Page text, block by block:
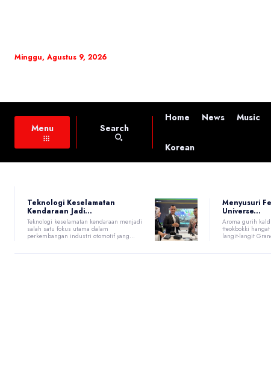
Minggu, Agustus 9, 2026
Menu Search
Home News Music
Korean
Teknologi Keselamatan
Kendaraan Jadi...
Teknologi keselamatan kendaraan menjadi
salah satu fokus utama dalam
perkembangan industri otomotif yang...
Menyusuri
Universe...
Aroma gurih
tteokbokki
langit-langit